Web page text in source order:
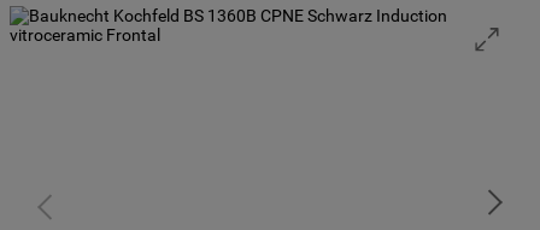
5. trockner